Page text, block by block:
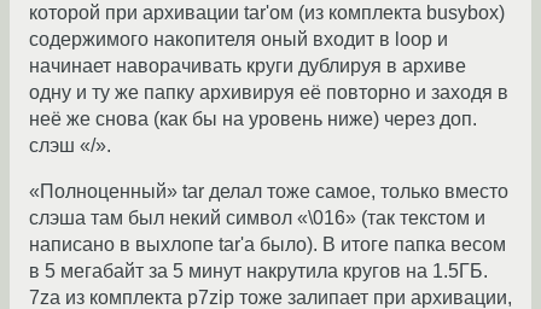
которой при архивации tar'ом (из комплекта busybox)
содержимого накопителя оный входит в loop и
начинает наворачивать круги дублируя в архиве
одну и ту же папку архивируя её повторно и заходя в
неё же снова (как бы на уровень ниже) через доп.
слэш «/».
«Полноценный» tar делал тоже самое, только вместо
слэша там был некий символ «\016» (так текстом и
написано в выхлопе tar'a было). В итоге папка весом
в 5 мегабайт за 5 минут накрутила кругов на 1.5ГБ.
7za из комплекта p7zip тоже залипает при архивации,